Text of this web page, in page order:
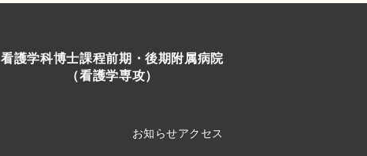
看護学科博士課程前期・後期
（看護学専攻）
附属病院
お知らせアクセス